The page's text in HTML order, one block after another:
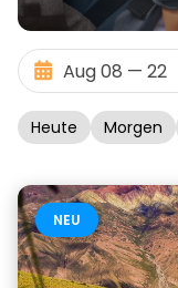
Heute Morgen
NEU